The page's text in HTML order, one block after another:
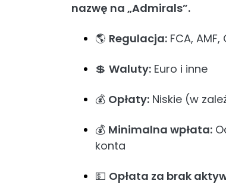
nazwę na „Admirals”.
🌎 Regulacja: FCA, AMF,
💲 Waluty: Euro i inne
💰 Opłaty: Niskie (w
💰 Minimalna wpłata:
konta
💵 Opłata za brak